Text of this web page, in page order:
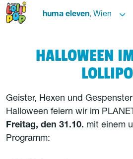
huma eleven, Wien
HALLOWEEN
Geister, Hexen und
Halloween feiern wir im
Freitag, den 31.10. mit einem
Programm: